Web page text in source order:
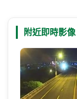
附近即時影像